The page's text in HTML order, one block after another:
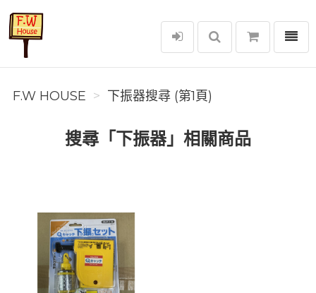
F.W House
選單
F.W HOUSE 下振器搜尋 (第1頁)
搜尋「下振器」相關商品